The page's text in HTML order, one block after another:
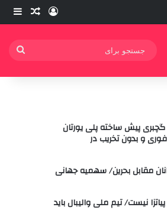
ورود نوشته
گچبری پیش ساخته پلی یورتان
و بدون تخریب در
مقابل بحرین/ سهمیه جهانی
نیست/ تیم ملی والیبال باید